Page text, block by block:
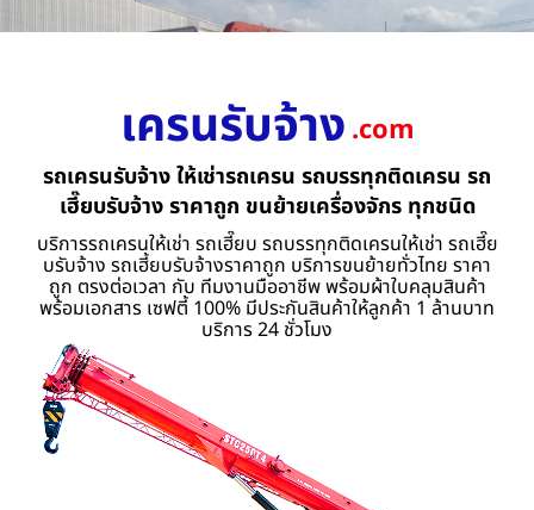
เครนรับจ้าง .com
รถเครนรับจ้าง ให้เช่ารถเครน รถบรรทุกติดเครน รถ
เฮี๊ยบรับจ้าง ราคาถูก ขนย้ายเครื่องจักร ทุกชนิด
บริการรถเครนให้เช่า รถเฮี๊ยบ รถบรรทุกติดเครนให้เช่า รถเฮี๊ย
บรับจ้าง รถเฮี้ยบรับจ้างราคาถูก บริการขนย้ายทั่วไทย ราคา
ถูก ตรงต่อเวลา กับ ทีมงานมืออาชีพ พร้อมผ้าใบคลุมสินค้า
พร้อมเอกสาร เซฟตี้ 100% มีประกันสินค้าให้ลูกค้า 1 ล้านบาท
บริการ 24 ชั่วโมง